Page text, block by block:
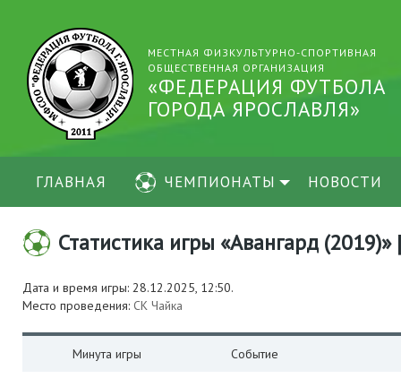
МЕСТНАЯ ФИЗКУЛЬТУРНО-СПОРТИВНАЯ
ОБЩЕСТВЕННАЯ ОРГАНИЗАЦИЯ
«ФЕДЕРАЦИЯ ФУТБОЛА
ГОРОДА ЯРОСЛАВЛЯ»
ГЛАВНАЯ ЧЕМПИОНАТЫ НОВОСТИ
Статистика игры «Авангард
Дата и время игры: 28.12.2025, 12:50.
Место проведения: СК Чайка
Минута игры Событие